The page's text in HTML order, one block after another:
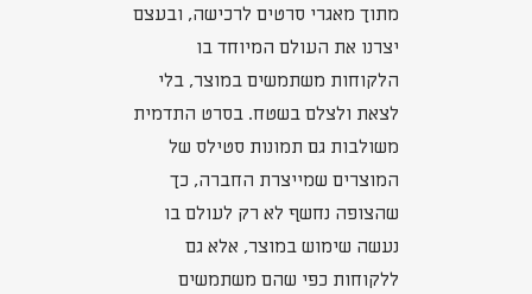
מתוך מאגרי סרטים לרכישה, ובעצם
יצרנו את העולם המיוחד בו
הלקוחות משתמשים במוצר, בלי
לצאת ולצלם בשטח. בסרט התדמית
משולבות גם תמונות סטילס של
המוצרים שמייצרת החברה, כך
שהצופה נחשף לא רק לעולם בו
נעשה שימוש במוצר, אלא גם
ללקוחות כפי שהם משתמשים